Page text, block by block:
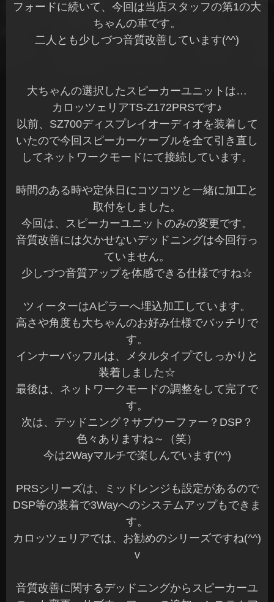
フォードに続いて、今回は当店スタッフの第1の大
ちゃんの車です。
二人とも少しづつ音質改善しています(^^)
大ちゃんの選択したスピーカーユニットは…
カロッツェリアTS-Z172PRSです♪
以前、SZ700ディスプレイオーディオを装着して
いたので今回スピーカーケーブルを全て引き直し
してネットワークモードにて接続しています。
時間のある時や定休日にコツコツと一緒に加工と
取付をしました。
今回は、スピーカーユニットのみの変更です。
音質改善には欠かせないデッドニングは今回行っ
ていません。
少しづつ音質アップを体感できる仕様ですね☆
ツィーターはAピラーへ埋込加工しています。
高さや角度も大ちゃんのお好み仕様でバッチリで
す。
インナーバッフルは、メタルタイプでしっかりと
装着しました☆
最後は、ネットワークモードの調整をして完了で
す。
次は、デッドニング？サブウーファー？DSP？
色々ありますね～（笑）
今は2Wayマルチで楽しんでいます(^^)
PRSシリーズは、ミッドレンジも設定があるので
DSP等の装着で3Wayへのシステムアップもできま
す。
カロッツェリアでは、お勧めのシリーズですね(^^)
v
音質改善に関するデッドニングからスピーカーユ